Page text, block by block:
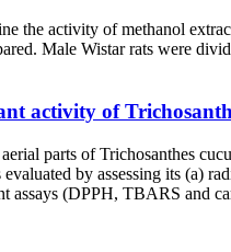
the activity of methanol
Male Wistar rats were
activity of
parts of Trichosanthes
by assessing its
(DPPH, TBARS and